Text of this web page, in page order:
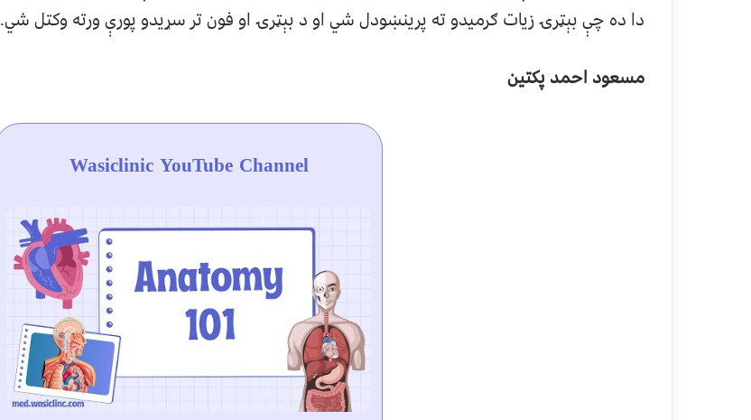
دا ده چې بېټرۍ زیات ګرمیدو ته پرينښودل شي او د بېټرۍ او فون تر سړیدو پورې ورته وکتل شي.
مسعود احمد پکتین
Wasiclinic YouTube Channel